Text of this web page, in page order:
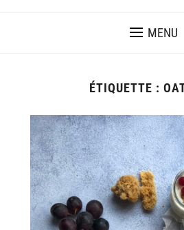
MENU
ÉTIQUETTE :